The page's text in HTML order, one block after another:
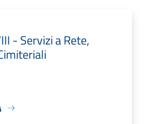
- Servizi a Rete,